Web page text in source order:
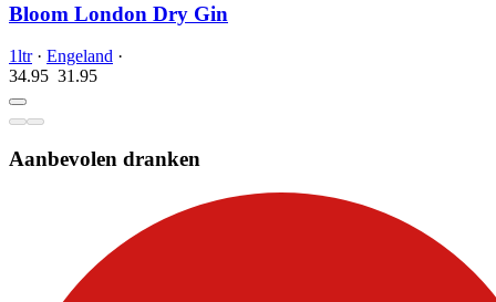
Bloom London Dry Gin
1ltr· Engeland ·
34.95 31.95
Aanbevolen dranken